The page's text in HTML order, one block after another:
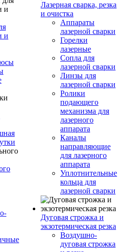
и
Лазерная сварка, резка
и очистка
Аппараты
лазерной сварки
Горелки
лазерные
Сопла для
лазерной сварки
Линзы для
лазерной сварки
Ролики
подающего
механизма для
лазерного
аппарата
Каналы
направляющие
для лазерного
аппарата
Уплотнительные
кольца для
лазерной сварки
Дуговая строжка и
экзотермическая резка
Воздушно-
дуговая строжка